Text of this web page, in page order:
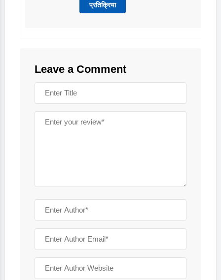
प्रतिक्रिया
Leave a Comment